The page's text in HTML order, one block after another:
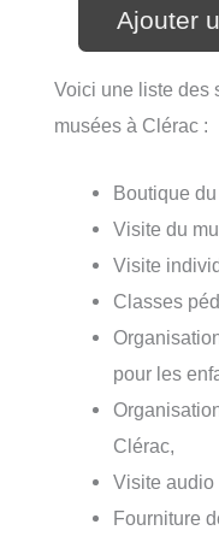
Ajouter
Voici une liste des
musées à Clérac :
Boutique
Visite du
Visite
Classes
pour les
Clérac,
Visite audio
Fourniture